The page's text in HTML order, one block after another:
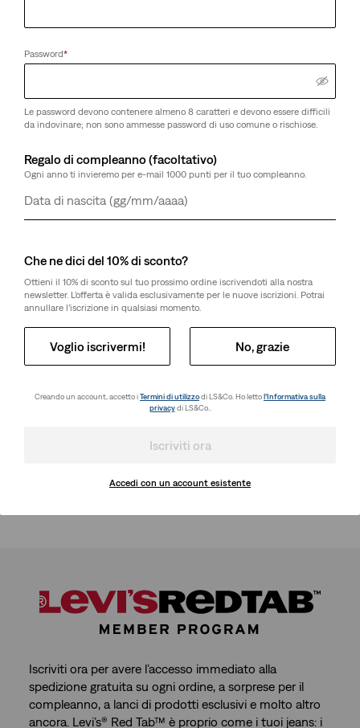
Password*
Le password devono contenere almeno 8 caratteri e devono essere difficili
da indovinare; non sono ammesse password di uso comune o rischiose.
Regalo di compleanno (facoltativo)
Ogni anno ti invieremo per e-mail 1000 punti per il tuo compleanno.
Giorno
Mese
Anno
Che ne dici del 10% di sconto?
Ottieni il 10% di sconto sul tuo prossimo ordine iscrivendoti alla nostra
newsletter. L’offerta è valida esclusivamente per le nuove iscrizioni. Potrai
annullare l’iscrizione in qualsiasi momento.
Voglio iscrivermi! No, grazie
Creando un account, accetto iTermini di utilizzodi LS&Co. Ho lettol’Informativa sulla
privacydi LS&Co..
Iscriviti ora
Accedi con un account esistente
Iscriviti ora per avere l’accesso immediato alla
spedizione gratuita su ogni ordine, a sorprese per il
compleanno, a lanci di prodotti esclusivi e molto altro
ancora. Levi’s® Red Tab™ è proprio come i tuoi jeans: i